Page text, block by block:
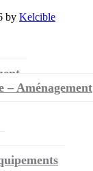
by Kelcible
– Aménagement